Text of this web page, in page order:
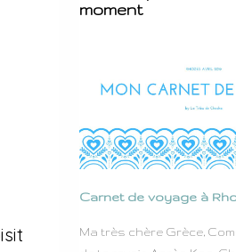
moment
Carnet de voyage à
Ma très chère Grèce,